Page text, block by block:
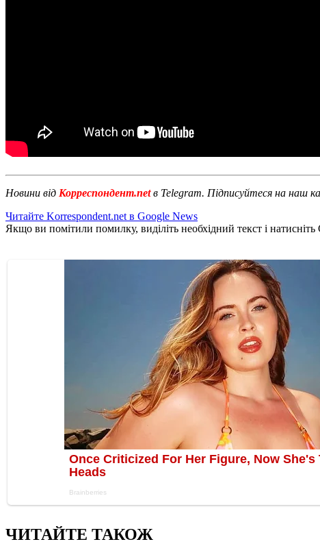
Новини від Корреспондент.netв Telegram. Підписуйтеся на наш
Читайте Korrespondent.net в Google News
Якщо ви помітили помилку, виділіть необхідний текст і
ЧИТАЙТЕ ТАКОЖ